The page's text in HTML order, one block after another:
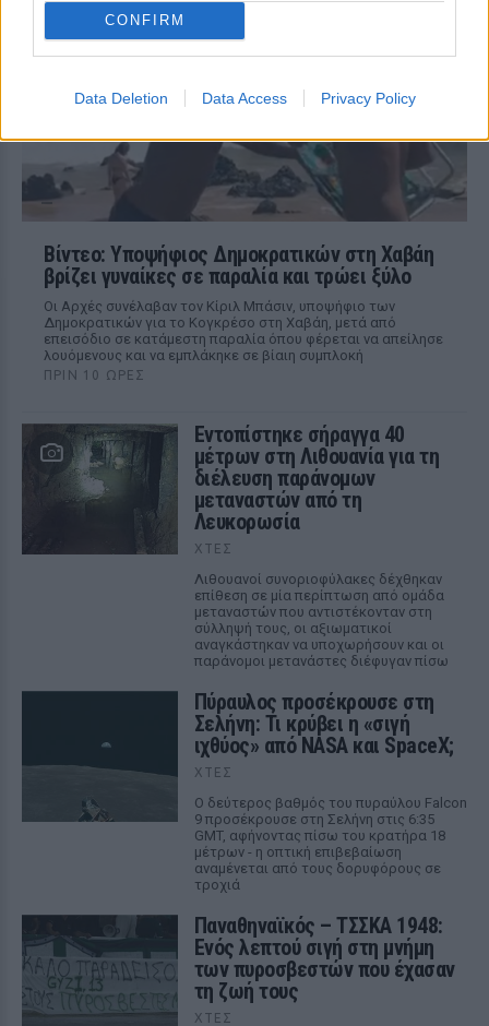
CONFIRM
Data Deletion Data Access Privacy Policy
ΠΡΙΝ 10 ΏΡΕΣ
Τα προβλήματα ξεκίνησαν μετά την
επιστροφή του από τον στρατό
Βίντεο: Υποψήφιος Δημοκρατικών στη Χαβάη
βρίζει γυναίκες σε παραλία και τρώει ξύλο
Οι Αρχές συνέλαβαν τον Κίριλ Μπάσιν, υποψήφιο των
Δημοκρατικών για το Κογκρέσο στη Χαβάη, μετά από
επεισόδιο σε κατάμεστη παραλία όπου φέρεται να απείλησε
λουόμενους και να εμπλάκηκε σε βίαιη συμπλοκή
ΠΡΙΝ 10 ΏΡΕΣ
Εντοπίστηκε σήραγγα 40
μέτρων στη Λιθουανία για τη
διέλευση παράνομων
μεταναστών από τη
Λευκορωσία
ΧΤΕΣ
Λιθουανοί συνοριοφύλακες δέχθηκαν
επίθεση σε μία περίπτωση από ομάδα
μεταναστών που αντιστέκονταν στη
σύλληψή τους, οι αξιωματικοί
αναγκάστηκαν να υποχωρήσουν και οι
παράνομοι μετανάστες διέφυγαν πίσω
Πύραυλος προσέκρουσε στη
Σελήνη: Τι κρύβει η «σιγή
ιχθύος» από NASA και SpaceX;
ΧΤΕΣ
Ο δεύτερος βαθμός του πυραύλου Falcon
9 προσέκρουσε στη Σελήνη στις 6:35
GMT, αφήνοντας πίσω του κρατήρα 18
μέτρων - η οπτική επιβεβαίωση
αναμένεται από τους δορυφόρους σε
τροχιά
Παναθηναϊκός – ΤΣΣΚΑ 1948:
Ενός λεπτού σιγή στη μνήμη
των πυροσβεστών που έχασαν
τη ζωή τους
ΧΤΕΣ